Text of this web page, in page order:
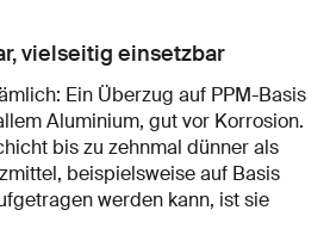
vielseitig einsetzbar
Ein Überzug auf PPM-Basis
Aluminium, gut vor Korrosion.
bis zu zehnmal dünner als
beispielsweise auf Basis
werden kann, ist sie